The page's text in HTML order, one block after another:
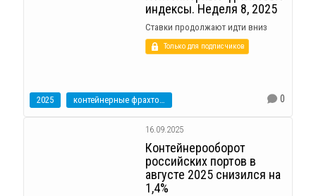
индексы. Неделя 8, 2025
Ставки продолжают идти вниз
Только для подписчиков
2025 0
16.09.2025
Контейнерооборот
российских портов в
августе 2025 снизился на
1,4%